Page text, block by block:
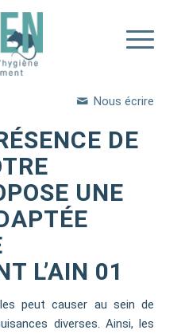
Nous écrire
DE
UNE
L’AIN 01
peut causer au sein de
diverses. Ainsi, les